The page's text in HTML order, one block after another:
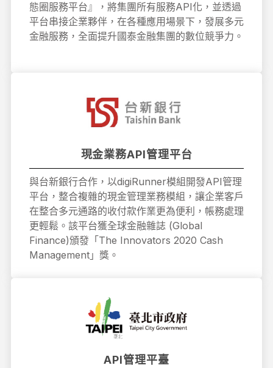
態圈服務平台』，將集團所有服務API化，並透過
平台串接企業夥伴，在各種應用場景下，發展多元
金融服務，全面提升國泰金融集團的數位競爭力。
現金業務API管理平台
與台新銀行合作，以digiRunner模組開發API管理
平台，整合複雜的現金管理業務模組，讓企業客戶
在整合多元通路的收付款作業更為便利，帳務處理
更輕鬆。該平台獲全球金融雜誌 (Global
Finance)頒發「The Innovators 2020 Cash
Management」獎。
API管理平臺